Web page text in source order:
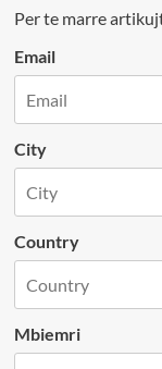
Per te marre
Email
City
Country
Mbiemri